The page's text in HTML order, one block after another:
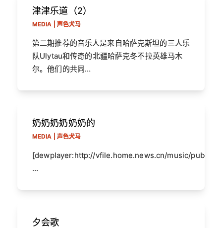
津津乐道（2）
MEDIA | 声色犬马
第二期推荐的音乐人是来自哈萨克斯坦的三人乐
队Ulytau和传奇的北疆哈萨克冬不拉英雄马木
尔。他们的共同…
奶奶奶奶奶奶的
MEDIA | 声色犬马
[dewplayer:http://vfile.home.news.cn/music/public/
…
夕会歌